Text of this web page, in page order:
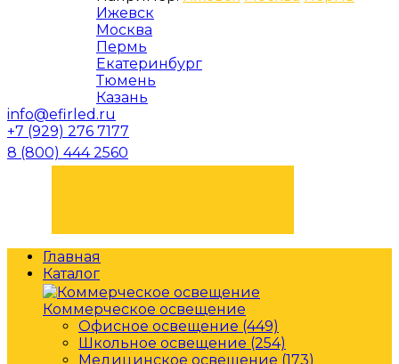
Ижевск
Москва
Пермь
Екатеринбург
Тюмень
Казань
info@efirled.ru
+7 (929) 276 7177
8 (800) 444 2560
Главная
Каталог
Коммерческое освещение
Офисное освещение (449)
Школьное освещение (254)
Медицинское освещение (173)